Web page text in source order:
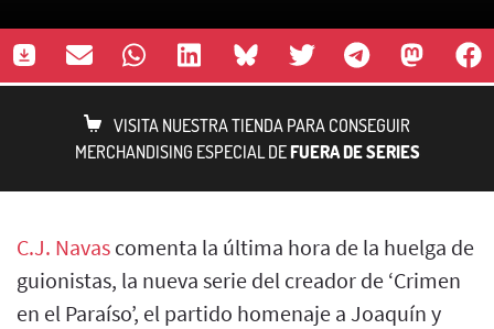
VISITA NUESTRA TIENDA PARA CONSEGUIR
MERCHANDISING ESPECIAL DEFUERA DE SERIES
C.J. Navas comenta la última hora de la huelga de
guionistas, la nueva serie del creador de ‘Crimen
en el Paraíso’, el partido homenaje a Joaquín y